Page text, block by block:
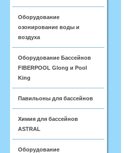
Оборудование
озонирование воды и
воздуха
Оборудование Бассейнов
FIBERPOOL Glong и Pool
King
Павильоны для бассейнов
Химия для бассейнов
ASTRAL
Оборудование